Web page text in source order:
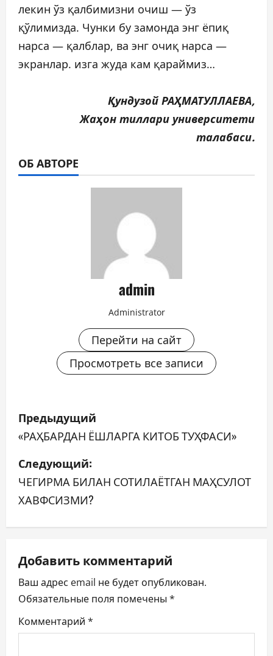
лекин ўз қалбимизни очиш — ўз
қўлимизда. Чунки бу замонда энг ёпиқ
нарса — қалблар, ва энг очиқ нарса —
экранлар. изга жуда кам қараймиз…
Қундузой РАҲМАТУЛЛАЕВА,
Жаҳон тиллари университети
талабаси.
ОБ АВТОРЕ
admin
Administrator
Перейти на сайт
Просмотреть все записи
Н
а
в
и
г
ц
и
я
п
Предыдущий
«РАҲБАРДАН ЁШЛАРГА КИТОБ ТУҲФАСИ»
Следующий:
ЧЕГИРМА БИЛАН СОТИЛАЁТГАН МАҲСУЛОТ
ХАВФСИЗМИ?
Добавить комментарий
Ваш адрес email не будет опубликован.
Обязательные поля помечены *
Комментарий *